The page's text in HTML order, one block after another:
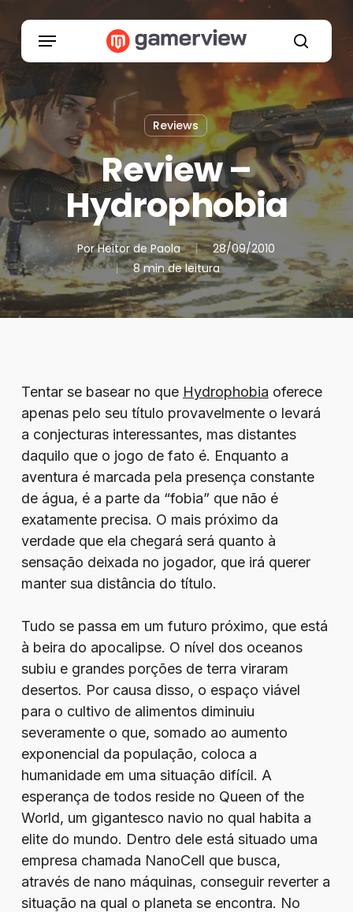
main
content
search
Menu
Reviews
Review –
Hydrophobia
Por Heitor de Paola
28/09/2010
8 min de leitura
Tentar se basear no que Hydrophobia oferece
apenas pelo seu título provavelmente o levará
a conjecturas interessantes, mas distantes
daquilo que o jogo de fato é. Enquanto a
aventura é marcada pela presença constante
de água, é a parte da “fobia” que não é
exatamente precisa. O mais próximo da
verdade que ela chegará será quanto à
sensação deixada no jogador, que irá querer
manter sua distância do título.
Tudo se passa em um futuro próximo, que está
à beira do apocalipse. O nível dos oceanos
subiu e grandes porções de terra viraram
desertos. Por causa disso, o espaço viável
para o cultivo de alimentos diminuiu
severamente o que, somado ao aumento
exponencial da população, coloca a
humanidade em uma situação difícil. A
esperança de todos reside no Queen of the
World, um gigantesco navio no qual habita a
elite do mundo. Dentro dele está situado uma
empresa chamada NanoCell que busca,
através de nano máquinas, conseguir reverter a
situação na qual o planeta se encontra. No